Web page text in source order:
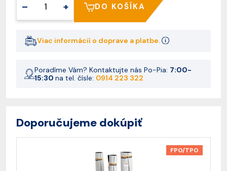
– + DO KOŠÍKA
Viac informácií o doprave a platbe.
Poradíme Vám? Kontaktujte nás Po-Pia: 7:00-
15:30 na tel. čísle: 0914 223 322
Doporučujeme dokúpiť
FPO/TPO